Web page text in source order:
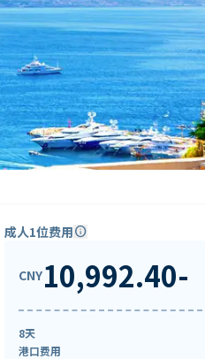
成人1位费用info
CNY10,992.40-
8天
港口费用